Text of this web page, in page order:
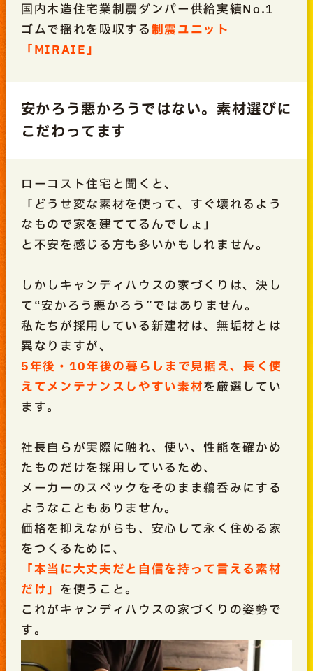
国内木造住宅業制震ダンパー供給実績No.1
ゴムで揺れを吸収する制震ユニット
「MIRAIE」
安かろう悪かろうではない。素材選びに
こだわってます
ローコスト住宅と聞くと、
「どうせ変な素材を使って、すぐ壊れるよう
なもので家を建ててるんでしょ」
と不安を感じる方も多いかもしれません。
しかしキャンディハウスの家づくりは、決し
て“安かろう悪かろう”ではありません。
私たちが採用している新建材は、無垢材とは
異なりますが、
5年後・10年後の暮らしまで見据え、長く使
えてメンテナンスしやすい素材を厳選してい
ます。
社長自らが実際に触れ、使い、性能を確かめ
たものだけを採用しているため、
メーカーのスペックをそのまま鵜呑みにする
ようなこともありません。
価格を抑えながらも、安心して永く住める家
をつくるために、
「本当に大丈夫だと自信を持って言える素材
だけ」 を使うこと。
これがキャンディハウスの家づくりの姿勢で
す。